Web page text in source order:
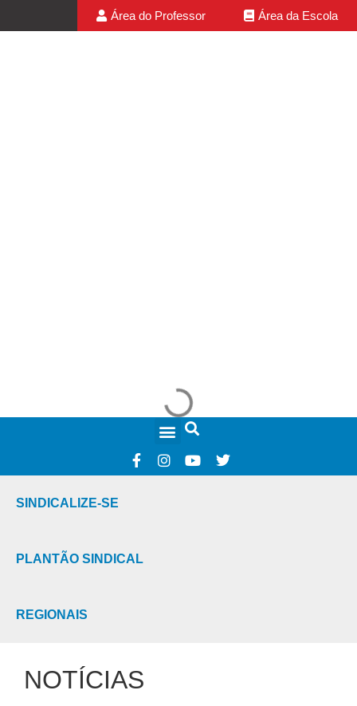
Área do Professor Área da Escola
SINDICALIZE-SE
PLANTÃO SINDICAL
REGIONAIS
NOTÍCIAS